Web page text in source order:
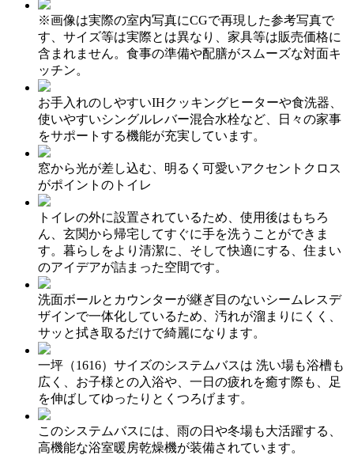
※画像は実際の室内写真にCGで再現した参考写真で
す、サイズ等は実際とは異なり、家具等は販売価格に
含まれません。食事の準備や配膳がスムーズな対面キ
ッチン。
お手入れのしやすいIHクッキングヒーターや食洗器、
使いやすいシングルレバー混合水栓など、日々の家事
をサポートする機能が充実しています。
窓から光が差し込む、明るく可愛いアクセントクロス
がポイントのトイレ
トイレの外に設置されているため、使用後はもちろ
ん、玄関から帰宅してすぐに手を洗うことができま
す。暮らしをより清潔に、そして快適にする、住まい
のアイデアが詰まった空間です。
洗面ボールとカウンターが継ぎ目のないシームレスデ
ザインで一体化しているため、汚れが溜まりにくく、
サッと拭き取るだけで綺麗になります。
一坪（1616）サイズのシステムバスは 洗い場も浴槽も
広く、お子様との入浴や、一日の疲れを癒す際も、足
を伸ばしてゆったりとくつろげます。
このシステムバスには、雨の日や冬場も大活躍する、
高機能な浴室暖房乾燥機が装備されています。